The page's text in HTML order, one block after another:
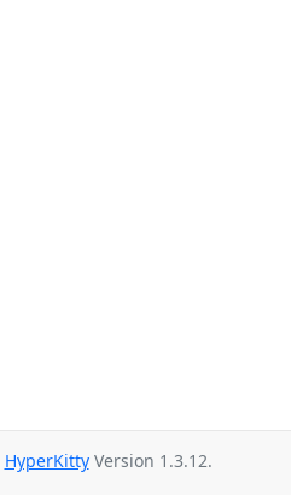
HyperKittyVersion 1.3.12.